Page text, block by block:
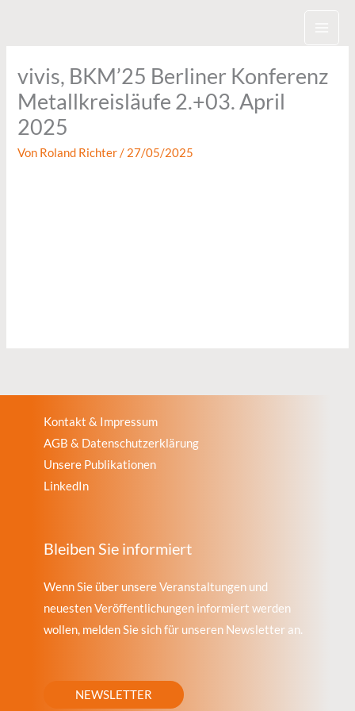
vivis, BKM’25 Berliner Konferenz
Metallkreisläufe 2.+03. April
2025
Von Roland Richter/ 27/05/2025
Kontakt & Impressum
AGB & Datenschutzerklärung
Unsere Publikationen
LinkedIn
Bleiben Sie informiert
Wenn Sie über unsere Veranstaltungen und
neuesten Veröffentlichungen informiert werden
wollen, melden Sie sich für unseren Newsletter an.
NEWSLETTER